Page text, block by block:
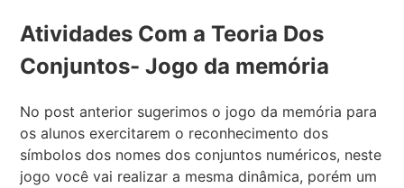
Atividades Com a Teoria Dos
Conjuntos- Jogo da memória
No post anterior sugerimos o jogo da memória para
os alunos exercitarem o reconhecimento dos
símbolos dos nomes dos conjuntos numéricos, neste
jogo você vai realizar a mesma dinâmica, porém um